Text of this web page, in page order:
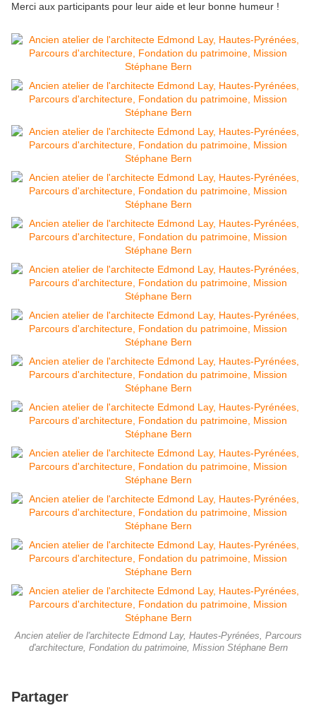
Merci aux participants pour leur aide et leur bonne humeur !
Ancien atelier de l'architecte Edmond Lay, Hautes-Pyrénées, Parcours
d'architecture, Fondation du patrimoine, Mission Stéphane Bern
Partager